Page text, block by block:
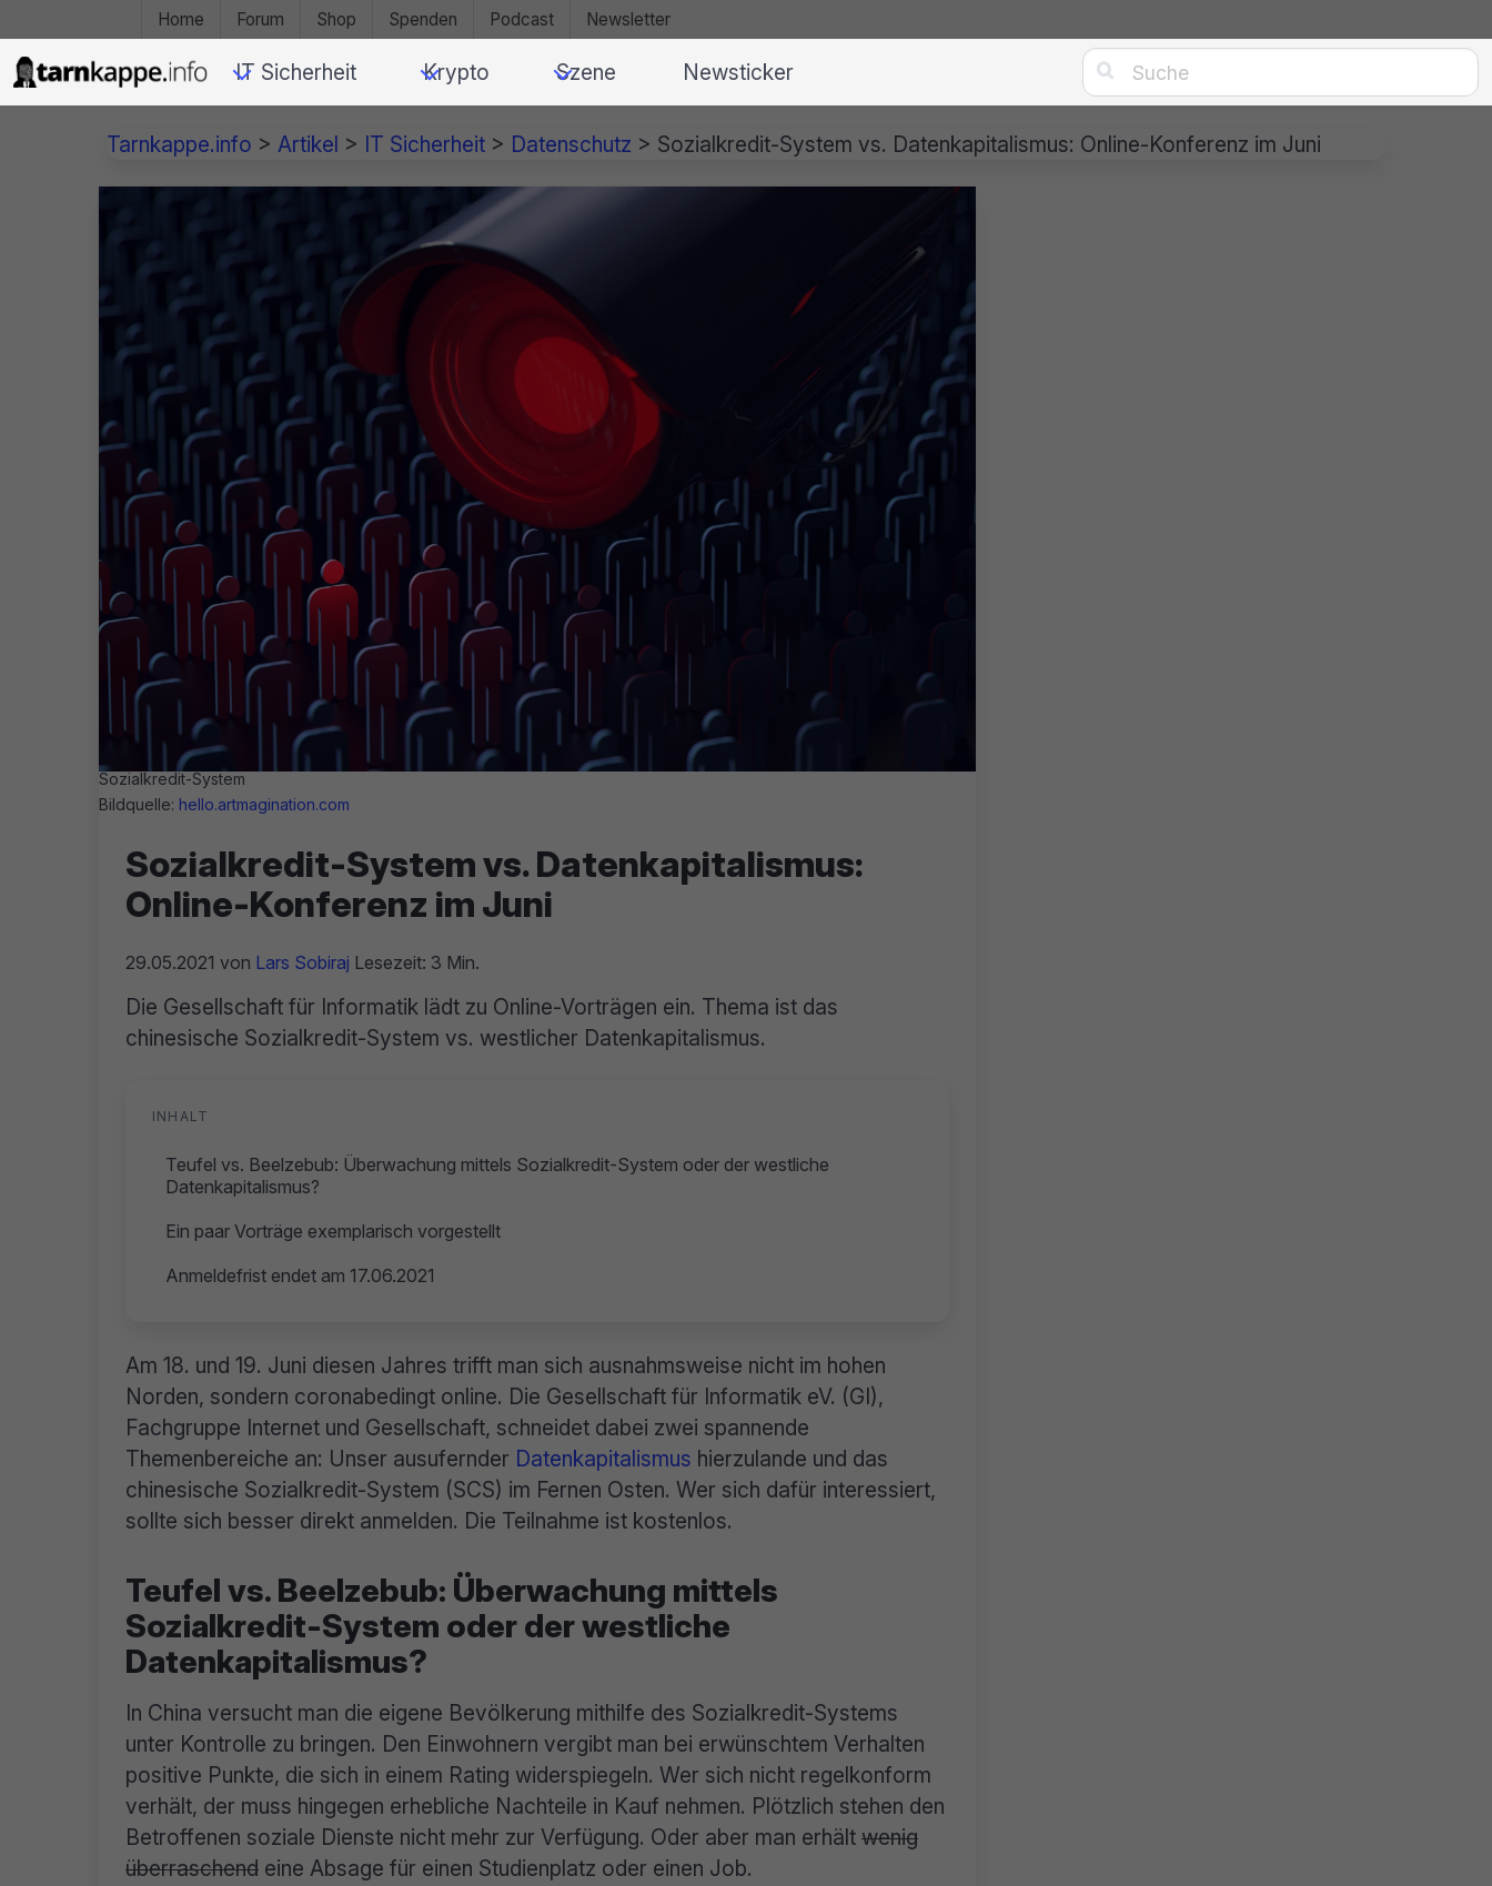
Home Forum Shop Spenden Podcast Newsletter
IT Sicherheit Krypto Szene Newsticker 
Tarnkappe.info > Artikel > IT Sicherheit > Datenschutz > Sozialkredit-System vs. Datenkapitalismus: Online-Konferenz im Juni
Sozialkredit-System
Bildquelle: hello.artmagination.com
Sozialkredit-System vs. Datenkapitalismus:
Online-Konferenz im Juni
29.05.2021 von Lars Sobiraj Lesezeit: 3 Min.
Die Gesellschaft für Informatik lädt zu Online-Vorträgen ein. Thema ist das
chinesische Sozialkredit-System vs. westlicher Datenkapitalismus.
INHALT
Teufel vs. Beelzebub: Überwachung mittels Sozialkredit-System oder der westliche
Datenkapitalismus?
Ein paar Vorträge exemplarisch vorgestellt
Anmeldefrist endet am 17.06.2021
Am 18. und 19. Juni diesen Jahres trifft man sich ausnahmsweise nicht im hohen
Norden, sondern coronabedingt online. Die Gesellschaft für Informatik eV. (GI),
Fachgruppe Internet und Gesellschaft, schneidet dabei zwei spannende
Themenbereiche an: Unser ausufernder Datenkapitalismus hierzulande und das
chinesische Sozialkredit-System (SCS) im Fernen Osten. Wer sich dafür interessiert,
sollte sich besser direkt anmelden. Die Teilnahme ist kostenlos.
Teufel vs. Beelzebub: Überwachung mittels
Sozialkredit-System oder der westliche
Datenkapitalismus?
In China versucht man die eigene Bevölkerung mithilfe des Sozialkredit-Systems
unter Kontrolle zu bringen. Den Einwohnern vergibt man bei erwünschtem Verhalten
positive Punkte, die sich in einem Rating widerspiegeln. Wer sich nicht regelkonform
verhält, der muss hingegen erhebliche Nachteile in Kauf nehmen. Plötzlich stehen den
Betroffenen soziale Dienste nicht mehr zur Verfügung. Oder aber man erhält wenig
überraschend eine Absage für einen Studienplatz oder einen Job.